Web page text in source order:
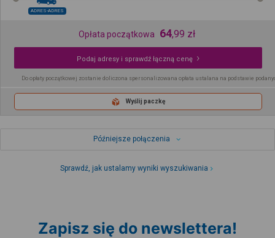
ADRES-ADRES
Opłata początkowa 64,99 zł
Podaj adresy i sprawdź łączną cenę
Do opłaty początkowej zostanie doliczona spersonalizowana opłata ustalana na podstawie
Wyślij paczkę
Późniejsze połączenia
Sprawdź, jak ustalamy wyniki wyszukiwania
Zapisz się do newslettera!